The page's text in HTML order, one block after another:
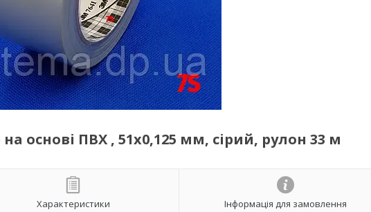
основі ПВХ , 51х0,125 мм, сірий, рулон 33 м
Характеристики Інформація для замовлення